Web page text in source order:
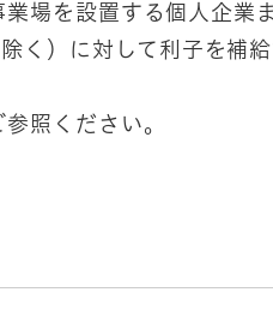
場を設置する個人企業
く）に対して利子を補
照ください。